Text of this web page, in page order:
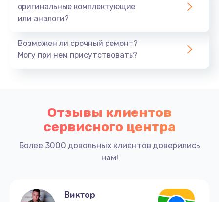
оригинальные комплектующие
или аналоги?
Возможен ли срочный ремонт?
Могу при нем присутствовать?
Отзывы клиентов
сервисного центра
Более 3000 довольных клиентов доверились
нам!
Виктор